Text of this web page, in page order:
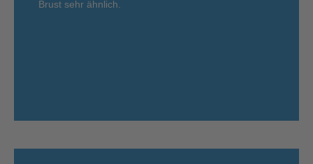
Brust sehr ähnlich.